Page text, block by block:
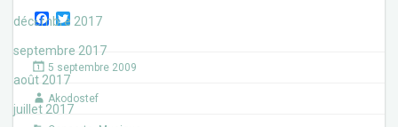
décembre 2017
septembre 2017
août 2017
juillet 2017
F
c
e
b
o
o
k
T
i
t
t
r
5 septembre 2009
Akodostef